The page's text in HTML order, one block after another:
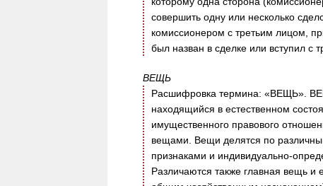
совершить одну или несколько
комиссионером с третьим лицом,
был назван в сделке или вступил с
ВЕЩЬ
Расшифровка термина: «ВЕЩЬ».
находящийся в естественном
имущественного правового
вещами. Вещи делятся по
признаками и индивидуально-
Различаются также главная вещь